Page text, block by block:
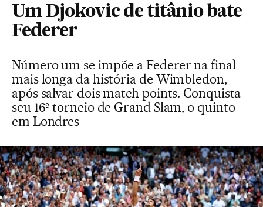
Um Djokovic de titânio bate
Federer
Número um se impõe a Federer na final
mais longa da história de Wimbledon,
após salvar dois match points. Conquista
seu 16º torneio de Grand Slam, o quinto
em Londres